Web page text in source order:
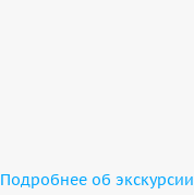
Подробнее об экскурсии